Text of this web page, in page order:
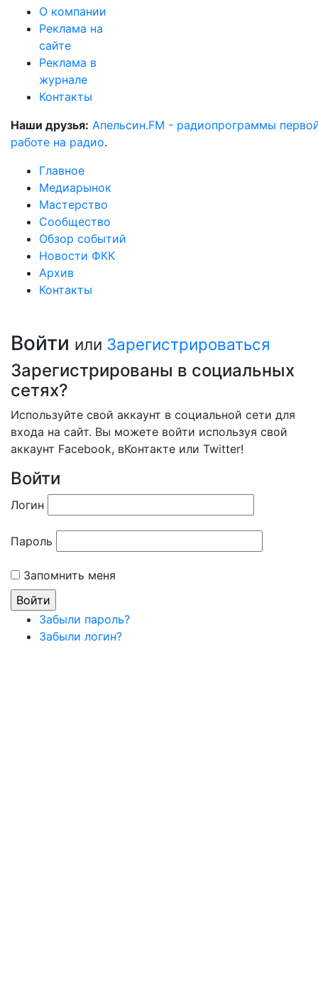
О компании
Реклама на
сайте
Реклама в
журнале
Контакты
Наши друзья: Апельсин.FM - радиопрограммы
работе на радио.
Главное
Медиарынок
Мастерство
Сообщество
Обзор событий
Новости ФКК
Архив
Контакты
Войти или Зарегистрироваться
Зарегистрированы в социальных
сетях?
Используйте свой аккаунт в социальной сети для
входа на сайт. Вы можете войти используя свой
аккаунт Facebook, вКонтакте или Twitter!
Войти
Логин
Пароль
Запомнить меня
Забыли пароль?
Забыли логин?